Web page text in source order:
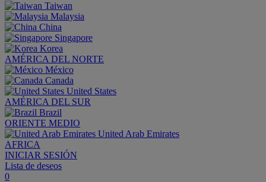
Taiwan
Malaysia
China
Singapore
Korea
AMÉRICA DEL NORTE
México
Canada
United States
AMÉRICA DEL SUR
Brazil
ORIENTE MEDIO
United Arab Emirates
AFRICA
INICIAR SESIÓN
Lista de deseos
0